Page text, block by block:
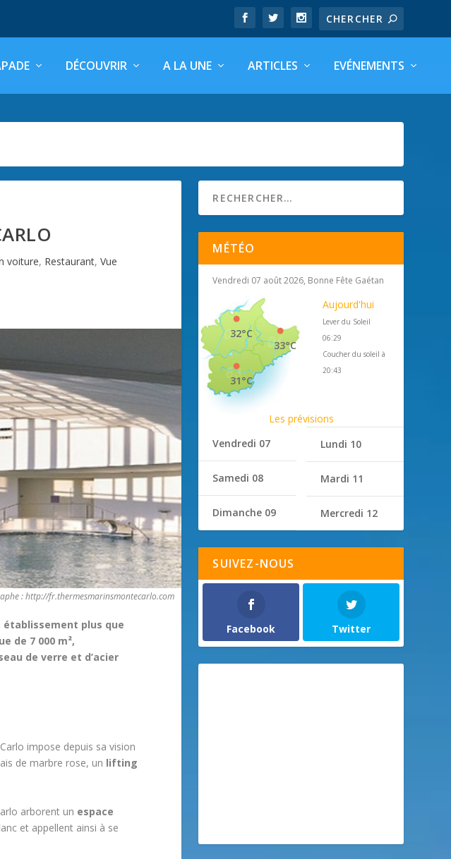
DÉCOUVRIR A LA UNE ARTICLES EVÉNEMENTS
voiture, Restaurant,Vue
: http://fr.thermesmarinsmontecarlo.com
établissement plus que
de 7 000 m²,
de verre et d’acier
impose depuis sa vision
de marbre rose, un lifting
arborent un espace
et appellent ainsi à se
MÉTÉO
Vendredi 07 août 2026, Bonne Fête Gaétan
33°C
32°C
31°C
Aujourd'hui
Lever du Soleil
06:29
Coucher du soleil à
20:43
Les prévisions
Vendredi 07
Samedi 08
Dimanche 09
Lundi 10
Mardi 11
Mercredi 12
SUIVEZ-NOUS
Facebook Twitter